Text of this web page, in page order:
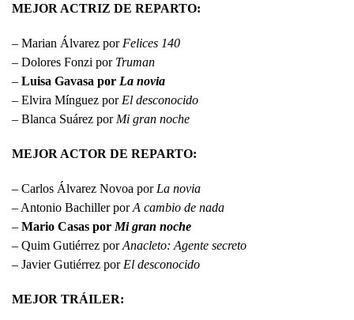
MEJOR ACTRIZ DE REPARTO:
– Marian Álvarez porFelices 140
– Dolores Fonzi por Truman
– Luisa Gavasa por La novia
– Elvira Mínguez porEl desconocido
– Blanca Suárez porMi gran noche
MEJOR ACTOR DE REPARTO:
– Carlos Álvarez Novoa porLa novia
– Antonio Bachiller porA cambio de nada
– Mario Casas porMi gran noche
– Quim Gutiérrez porAnacleto: Agente secreto
– Javier Gutiérrez porEl desconocido
MEJOR TRÁILER: